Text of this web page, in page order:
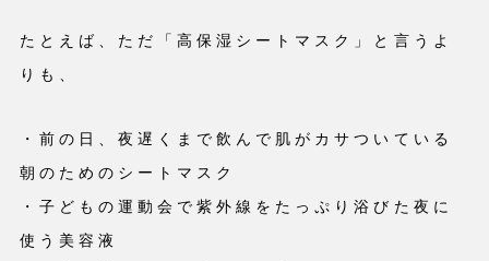
たとえば、ただ「高保湿シートマスク」と言うよ
りも、
・前の日、夜遅くまで飲んで肌がカサついている
朝のためのシートマスク
・子どもの運動会で紫外線をたっぷり浴びた夜に
使う美容液